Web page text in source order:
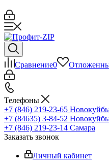
Сравнение0
Телефоны
+7 (846) 219-23-65
+7 (84635) 3-84-52
+7 (846) 219-23-14 Самара
Заказать звонок
Личный кабинет